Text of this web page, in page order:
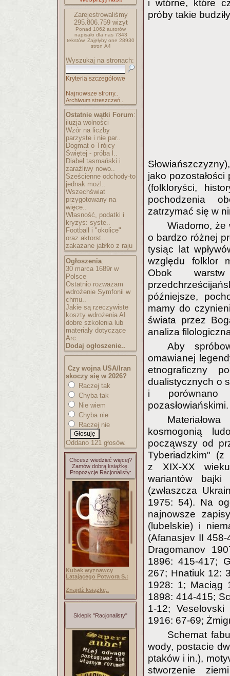
Zarejestrowaliśmy
295.806.759wizyt
Ponad 1062 autorów
napisało dla nas 7343
tekstów. Zajęłyby one 28930
stron A4
Wyszukaj na stronach:
Kryteria szczegółowe
Najnowsze strony..
Archiwum streszczeń..
Ostatnie wątki Forum:
iluzja wolności
Wzór na liczby
parzyste i nie par..
Dogmat o Trójcy
Świętej - próba l..
Diabeł tasmański i
zaraźliwy nowo..
Sześcienne odchody-to
jednak możl..
Wszechświat
przygotowany na
więce..
Własność, podatki i
kryzys: syste..
Football i "okolice"
oraz aktorst..
zakazane jabłko z raju
Ogłoszenia:
30 marca 1689r w
Polsce
Ostatnio rozważam
wdrożenie Symfonii w
chmu..
Jakie są rzeczywiste
koszty wdrożenia AI
dobre szkolenia lub
materiały dotyczące
Arc..
Dodaj ogłoszenie..
Czy wojna USA/Iran
skoczy się w 2026?
Raczej tak
Chyba tak
Nie wiem
Chyba nie
Raczej nie
Oddano 121 głosów.
Chcesz wiedzieć więcej?
Zamów dobrą książkę.
Propozycje Racjonalisty:
Kubek wyznawcy
Latającego Potwora S.:
Znajdź książkę..
Sklepik "Racjonalisty"
i wtórne, które
próby takie
jako
(folkloryści,
pochodzenia
zatrzymać się w
Wiadomo, że
o bardzo różnej
tysiąc lat
względu folklor
Obok
późniejsze,
mamy do
świata przez
analiza
Aby
omawianej
etnograficzny
dualistycznych o
i porównano
pozasłowiańskimi.
kosmogonią
począwszy od
Tyberiadzkim"
z XIX-XX
wariantów bajki
(zwłaszcza
1975: 54). Na
najnowsze
(lubelskie) i
(Afanasjev II
Dragomanov
1896: 415-417;
267; Hnatiuk 12:
1928: 1; Maciąg
1898: 414-415;
1-12;
1916: 67-69;
Schemat
wody, postacie
ptaków i in.),
stworzenie